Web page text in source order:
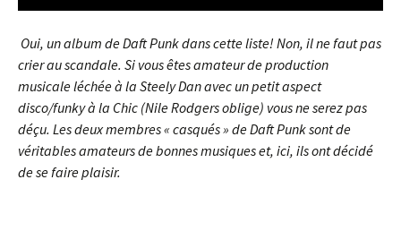
Oui, un album de Daft Punk dans cette liste! Non, il ne faut pas
crier au scandale. Si vous êtes amateur de production
musicale léchée à la Steely Dan avec un petit aspect
disco/funky à la Chic (Nile Rodgers oblige) vous ne serez pas
déçu. Les deux membres « casqués » de Daft Punk sont de
véritables amateurs de bonnes musiques et, ici, ils ont décidé
de se faire plaisir.